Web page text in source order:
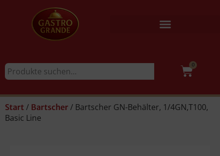
0
Start / Bartscher / Bartscher GN-Behälter, 1/4GN,T100,
Basic Line